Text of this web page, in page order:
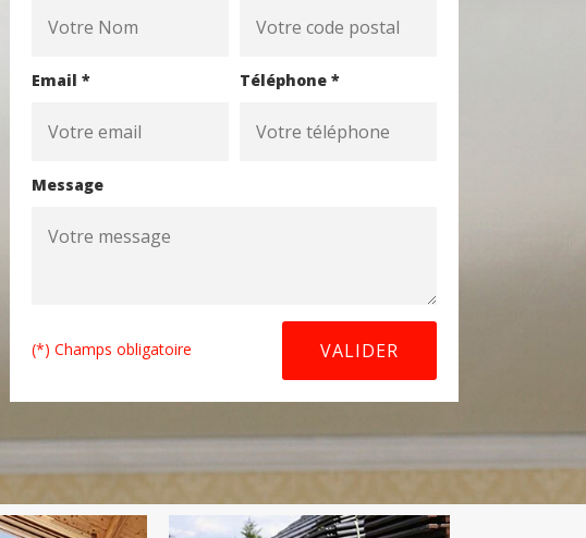
Email * Téléphone *
Message
(*) Champs obligatoire